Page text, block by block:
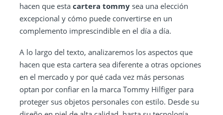
hacen que esta cartera tommysea una elección
excepcional y cómo puede convertirse en un
complemento imprescindible en el día a día.
A lo largo del texto, analizaremos los aspectos que
hacen que esta cartera sea diferente a otras opciones
en el mercado y por qué cada vez más personas
optan por confiar en la marca Tommy Hilfiger para
proteger sus objetos personales con estilo. Desde su